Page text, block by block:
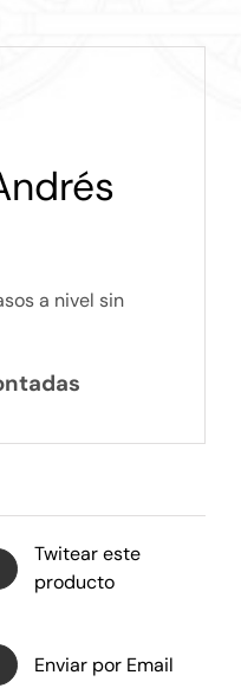
a nivel sin
Twitear este
producto
Enviar por Email